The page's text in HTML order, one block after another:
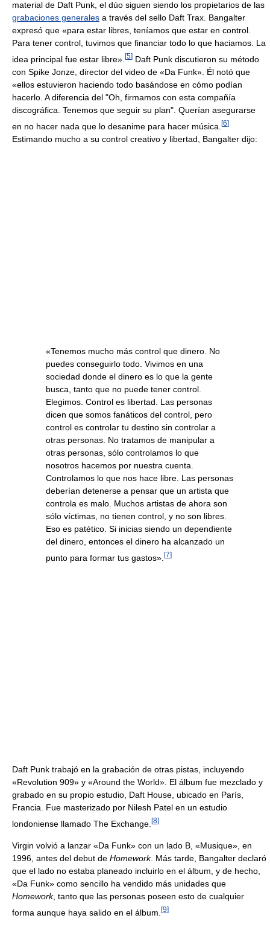
material de Daft Punk, el dúo siguen siendo los propietarios de las
grabaciones generales a través del sello Daft Trax. Bangalter
expresó que «para estar libres, teníamos que estar en control.
Para tener control, tuvimos que financiar todo lo que haciamos. La
idea principal fue estar libre». [5] Daft Punk discutieron su método
con Spike Jonze, director del video de «Da Funk». Él notó que
«ellos estuvieron haciendo todo basándose en cómo podían
hacerlo. A diferencia del "Oh, firmamos con esta compañía
discográfica. Tenemos que seguir su plan". Querían asegurarse
en no hacer nada que lo desanime para hacer música. [6]
Estimando mucho a su control creativo y libertad, Bangalter dijo:
«Tenemos mucho más control que dinero. No
puedes conseguirlo todo. Vivimos en una
sociedad donde el dinero es lo que la gente
busca, tanto que no puede tener control.
Elegimos. Control es libertad. Las personas
dicen que somos fanáticos del control, pero
control es controlar tu destino sin controlar a
otras personas. No tratamos de manipular a
otras personas, sólo controlamos lo que
nosotros hacemos por nuestra cuenta.
Controlamos lo que nos hace libre. Las personas
deberían detenerse a pensar que un artista que
controla es malo. Muchos artistas de ahora son
sólo víctimas, no tienen control, y no son libres.
Eso es patético. Si inicias siendo un dependiente
del dinero, entonces el dinero ha alcanzado un
punto para formar tus gastos». [7]
Daft Punk trabajó en la grabación de otras pistas, incluyendo
«Revolution 909» y «Around the World». El álbum fue mezclado y
grabado en su propio estudio, Daft House, ubicado en París,
Francia. Fue masterizado por Nilesh Patel en un estudio
londoniense llamado The Exchange. [8]
Virgin volvió a lanzar «Da Funk» con un lado B, «Musique», en
1996, antes del debut de Homework. Más tarde, Bangalter declaró
que el lado no estaba planeado incluirlo en el álbum, y de hecho,
«Da Funk» como sencillo ha vendido más unidades que
Homework, tanto que las personas poseen esto de cualquier
forma aunque haya salido en el álbum. [9]